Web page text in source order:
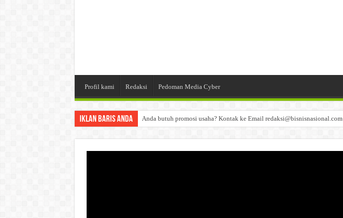
Profil kami Redaksi Pedoman Media Cyber
Iklan Baris Anda Anda butuh promosi usaha? Kontak ke Email redaksi@bisnisnasional.com
Dibutuhkan Marketing. Lamaran di-email ke redaksi@bisnisnasional.com